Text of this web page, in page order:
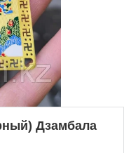
Дзамбала